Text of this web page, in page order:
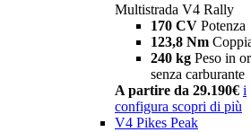
Multistrada V4 Rally
170 CV Potenza
123,8 Nm
240 kg Peso in
senza carburante
A partire da 29.190€ i
configura scopri di più
V4 Pikes Peak